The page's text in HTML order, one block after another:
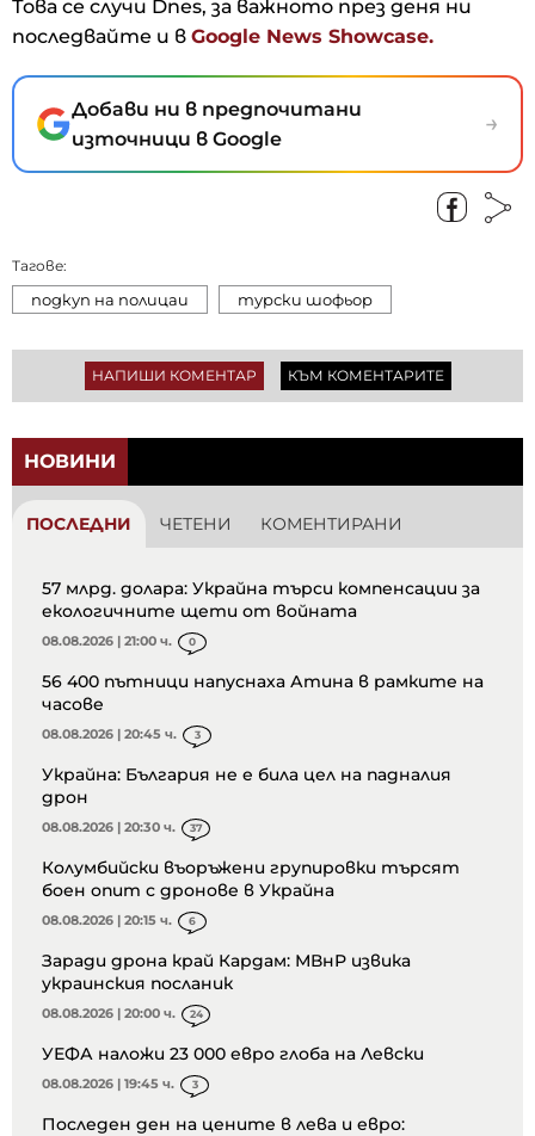
Това се случи Dnes, за важното през деня ни
последвайте и в Google News Showcase.
Добави ни в предпочитани
източници в Google
→
Тагове:
подкуп на полицаи турски шофьор
НАПИШИ КОМЕНТАР КЪМ КОМЕНТАРИТЕ
НОВИНИ
ПОСЛЕДНИ ЧЕТЕНИ КОМЕНТИРАНИ
57 млрд. долара: Украйна търси компенсации за
екологичните щети от войната
08.08.2026 | 21:00 ч. 0
56 400 пътници напуснаха Атина в рамките на
часове
08.08.2026 | 20:45 ч. 3
Украйна: България не е била цел на падналия
дрон
08.08.2026 | 20:30 ч. 37
Колумбийски въоръжени групировки търсят
боен опит с дронове в Украйна
08.08.2026 | 20:15 ч. 6
Заради дрона край Кардам: МВнР извика
украинския посланик
08.08.2026 | 20:00 ч. 24
УЕФА наложи 23 000 евро глоба на Левски
08.08.2026 | 19:45 ч. 3
Последен ден на цените в лева и евро: